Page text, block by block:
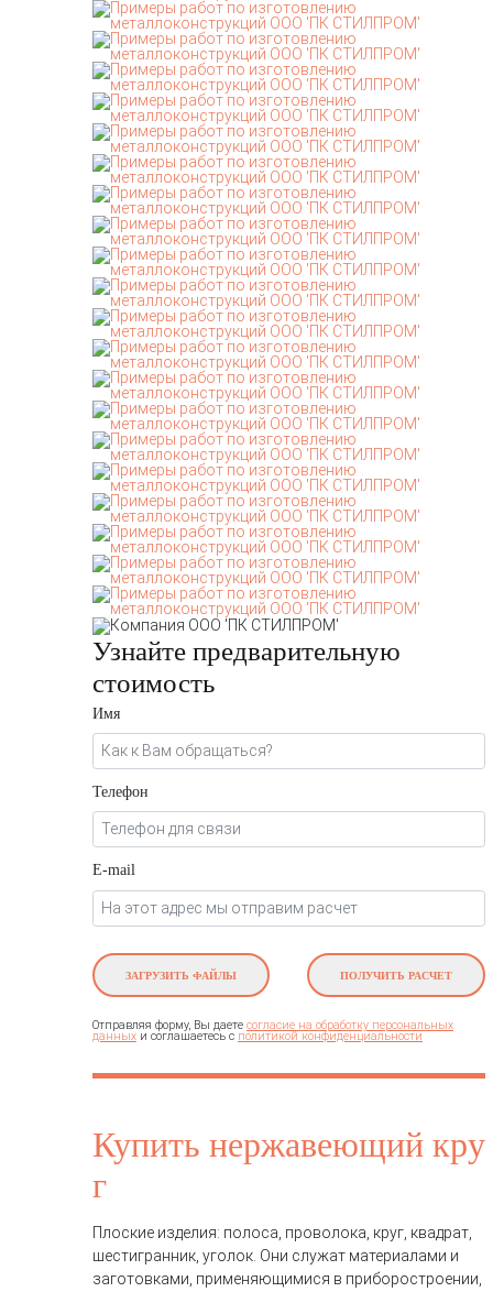
Узнайте предварительную
стоимость
Имя
Телефон
E-mail
ЗАГРУЗИТЬ ФАЙЛЫ ПОЛУЧИТЬ РАСЧЕТ
Отправляя форму, Вы даете согласие на обработку персональных
данных и соглашаетесь c политикой конфиденциальности
Купить нержавеющий кру
г
Плоские изделия: полоса, проволока, круг, квадрат,
шестигранник, уголок. Они служат материалами и
заготовками, применяющимися в приборостроении,